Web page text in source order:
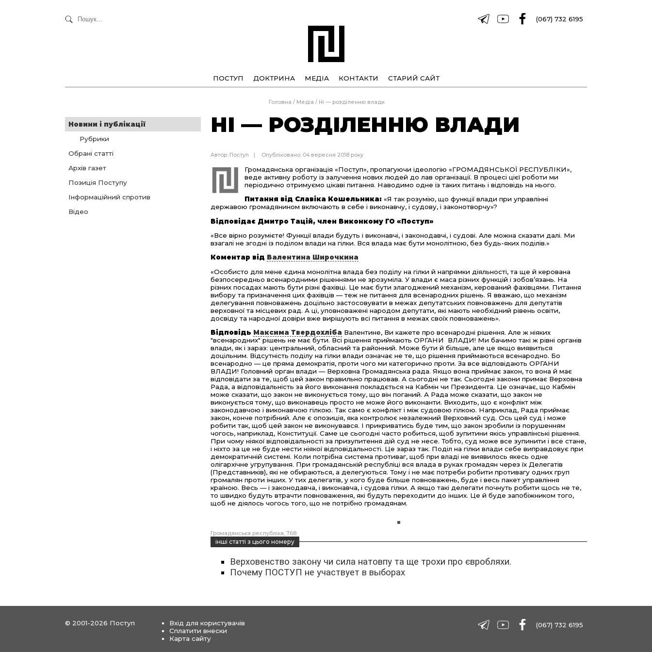
(067) 732 6195
ПОСТУП ДОКТРИНА МЕДІА КОНТАКТИ СТАРИЙ САЙТ
Головна / Медіа / Ні — розділенню влади
Новини і публікації
Рубрики
Обрані статті
Архів газет
Позиція Поступу
Інформаційний спротив
Відео
НІ — РОЗДІЛЕННЮ ВЛАДИ
Автор: Поступ Опубліковано: 04 вересня 2018 року
Громадянська організація «Поступ», пропагуючи ідеологію «ГРОМАДЯНСЬКОЇ РЕСПУБЛІКИ»,
веде активну роботу із залучення нових людей до лав організації. В процесі цієї роботи ми
періодично отримуємо цікаві питання. Наводимо одне із таких питань і відповідь на нього.
Питання від Славіка Кошельника:«Я так розумію, що функції влади при управлінні
державою громадянином включають в себе і виконавчу, і судову, і законотворчу»?
Відповідає Дмитро Тацій, член Виконкому ГО «Поступ»
«Все вірно розумієте! Функції влади будуть і виконавчі, і законодавчі, і судові. Але можна сказати далі. Ми
взагалі не згодні із поділом влади на гілки. Вся влада має бути монолітною, без будь-яких поділів.»
Коментар від Валентина Широчкина
«Особисто для мене єдина монолітна влада без поділу на гілки й напрямки діяльності, та ще й керована
безпосередньо всенародними рішеннями не зрозуміла. У влади є маса різних функцій і зобов’язань. На
різних посадах мають бути різні фахівці. Це має бути злагоджений механізм, керований фахівцями. Питання
вибору та призначення цих фахівців — теж не питання для всенародних рішень. Я вважаю, що механізм
делегування повноважень доцільно застосовувати в межах депутатських повноважень для депутатів
верховної та місцевих рад. А ці, уповноважені народом депутати, які мають необхідний рівень освіти,
досвіду та народної довіри вже вирішують всі питання в межах своїх повноважень».
Відповідь Максима Твердохліба Валентине, Ви кажете про всенародні рішення. Але ж ніяких
"всенародних" рішень не має бути. Всі рішення приймають ОРГАНИ ВЛАДИ! Ми бачимо такі ж рівні органів
влади, як і зараз: центральний, обласний та районний. Може бути й більше, але це якщо виявиться
доцільним. Відсутність поділу на гілки влади означає не те, що рішення приймаються всенародно. Бо
всенародно — це пряма демократія, проти чого ми категорично проти. За все відповідають ОРГАНИ
ВЛАДИ! Головний орган влади — Верховна Громадянська рада. Якщо вона приймає закон, то вона й має
відповідати за те, щоб цей закон правильно працював. А сьогодні не так. Сьогодні закони примає Верховна
Рада, а відповідальність за його виконання покладється на Кабмін чи Президента. Це означає, що Кабмін
може сказати, що закон не виконується тому, що він поганий. А Рада може сказати, що закон не
виконується тому, що виконавець просто не може його виконанти. Виходить, що є конфлікт між
законодавчою і виконавчою гілкою. Так само є конфлікт і між судовою гілкою. Наприклад, Рада приймає
закон, конче потрібний. Але є опозиція, яка контролює незалежний Верховний суд. Ось цей суд і може
робити так, щоб цей закон не виконувався. І прикриватись буде тим, що закон зробили із порушенням
чогось, наприклад, Конституції. Саме це сьогодні часто робиться, щоб зупитини якісь управлінські рішення.
При чому ніякої відповідальності за призупитення дій суд не несе. Тобто, суд може все зупинити і все стане,
і ніхто за це не буде нести ніякої відповідальності. Це зараз так. Поділ на гілки влади себе виправдовує при
демократичній системі. Коли потрібна система противаг, щоб при владі не виявилось якесь одне
олігархічне угрупування. При громадянській республіці вся влада в руках громадян через їх Делегатів
(Представників), які не обираються, а делегуються. Тому і не має потреби робити противагу одних груп
громалян проти інших. У тих делегатів, у кого буде більше повноважень, буде і весь пакет управління
країною. Весь — і законодавча, і виконавча, і судова гілки. А якщо такі делегати почнуть робити щось не те,
то швидко будуть втрачти повноваження, які будуть переходити до інших. Це й буде запобіжником того,
щоб не діялось чогось того, що не потрібно громадянам.
Громадянська республіка 768
інші статті з цього номеру
Верховенство закону чи сила натовпу та ще трохи про євробляхи.
Почему ПОСТУП не участвует в выборах
© 2001-2026 Поступ
Вхід для користувачів
Сплатити внески
Карта сайту
(067) 732 6195